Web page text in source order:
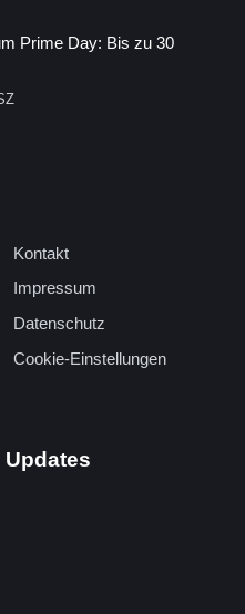
Prime Day: Bis zu 30
Kontakt
Impressum
Datenschutz
Cookie-Einstellungen